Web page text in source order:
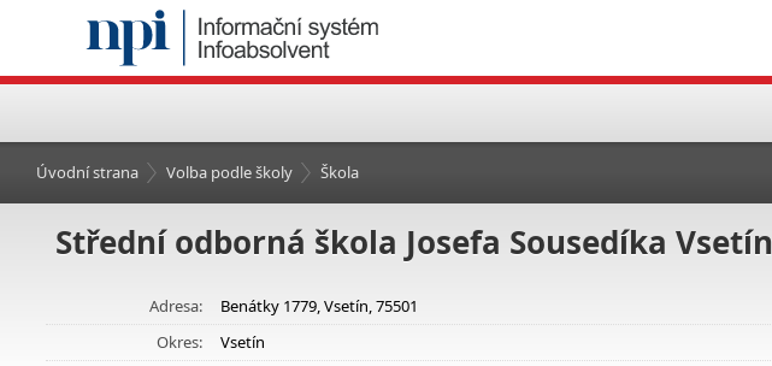
Úvodní strana Volba podle školy Škola
Střední odborná škola Josefa Sousedíka Vsetín
Adresa:
Benátky 1779, Vsetín, 75501
Okres:
Vsetín